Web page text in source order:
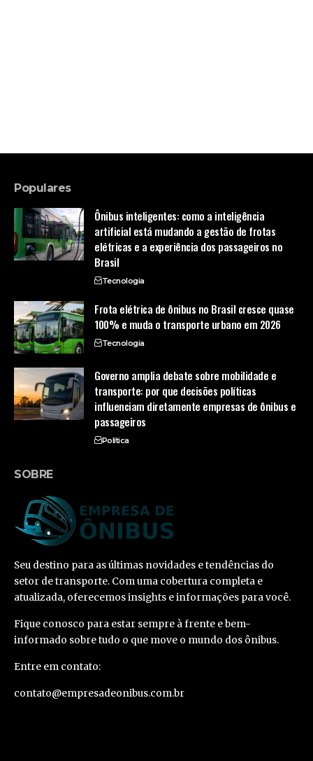
Populares
Ônibus inteligentes: como a inteligência
artificial está mudando a gestão de frotas
elétricas e a experiência dos passageiros no
Brasil
Tecnologia
Frota elétrica de ônibus no Brasil cresce quase
100% e muda o transporte urbano em 2026
Tecnologia
Governo amplia debate sobre mobilidade e
transporte: por que decisões políticas
influenciam diretamente empresas de ônibus e
passageiros
Política
SOBRE
Seu destino para as últimas novidades e tendências do
setor de transporte. Com uma cobertura completa e
atualizada, oferecemos insights e informações para você.
Fique conosco para estar sempre à frente e bem-
informado sobre tudo o que move o mundo dos ônibus.
Entre em contato:
contato@empresadeonibus.com.br